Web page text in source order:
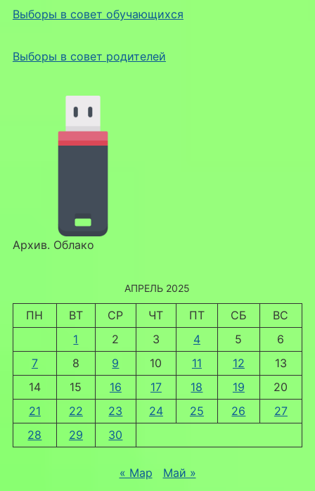
Выборы в совет обучающихся
Выборы в совет родителей
Архив. Облако
АПРЕЛЬ 2025
ПН ВТ СР ЧТ ПТ СБ
ВС
1
2 3 4 5
6
7
8 9 10 11 12
13
14
15 16 17 18 19
20
21
22 23 24 25 26
27
28
29 30
« Мар Май »